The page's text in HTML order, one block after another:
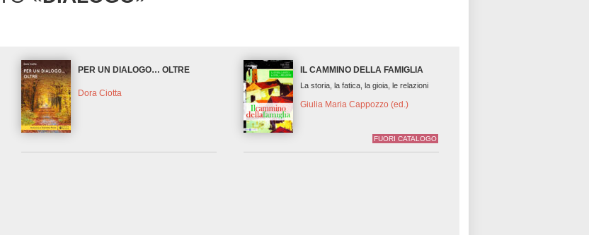
PER UN DIALOGO… OLTRE
Dora Ciotta
IL CAMMINO DELLA FAMIGLIA
La storia, la fatica, la gioia, le relazioni
Giulia Maria Cappozzo (ed.)
FUORI CATALOGO